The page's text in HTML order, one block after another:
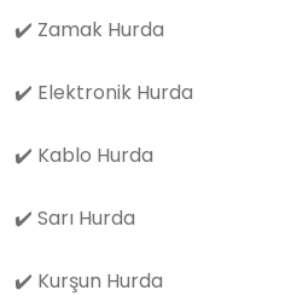
✔️ Zamak Hurda
✔️ Elektronik Hurda
✔️ Kablo Hurda
✔️ Sarı Hurda
✔️ Kurşun Hurda